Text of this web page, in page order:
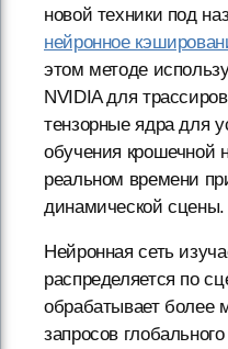
новой техники под
нейронное
этом методе
NVIDIA для
тензорные ядра для
обучения крошечной
реальном времени
динамической сцены.
Нейронная сеть
распределяется по
обрабатывает более
запросов